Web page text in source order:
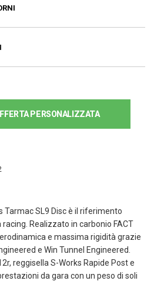
PERSONALIZZATA
Tarmac SL9 Disc è il riferimento
Realizzato in carbonio FACT
e massima rigidità grazie
e Win Tunnel Engineered.
reggisella S-Works Rapide Post e
da gara con un peso di soli